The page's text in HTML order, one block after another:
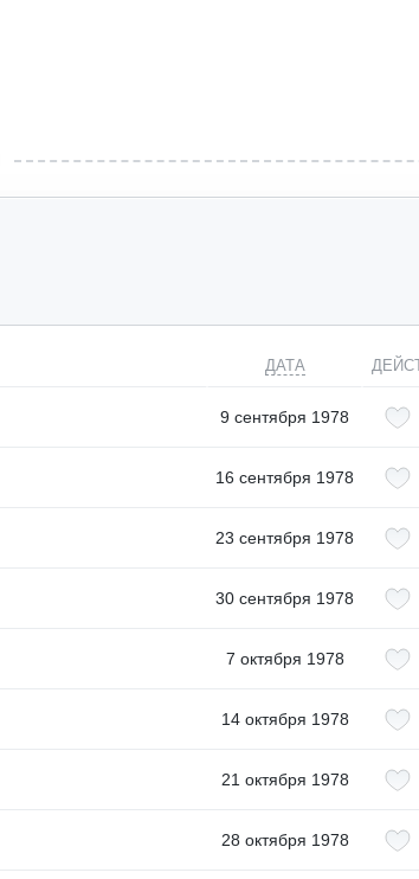
ДАТА
9 сентября 1978
16 сентября 1978
23 сентября 1978
30 сентября 1978
7 октября 1978
14 октября 1978
21 октября 1978
28 октября 1978